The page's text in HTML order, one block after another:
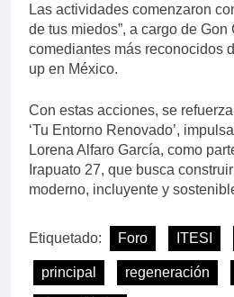
Las actividades comenzaron
de tus miedos”, a cargo de
comediantes más reconocidos
up en México.
Con estas acciones, se
‘Tu Entorno Renovado’,
Lorena Alfaro García, como
Irapuato 27, que busca
moderno, incluyente y
Etiquetado: Foro ITESI
principal regeneración